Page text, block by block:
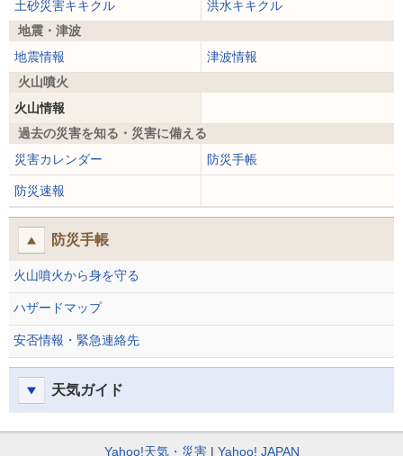
土砂災害キキクル
洪水キキクル
地震・津波
地震情報
津波情報
火山噴火
火山情報
過去の災害を知る・災害に備える
災害カレンダー
防災手帳
防災速報
防災手帳
火山噴火から身を守る
ハザードマップ
安否情報・緊急連絡先
天気ガイド
Yahoo!天気・災害 Yahoo! JAPAN